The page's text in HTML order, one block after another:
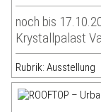
noch bis
Krystallpalast
Rubrik: Ausstellung